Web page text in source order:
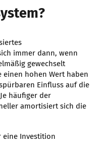
immer dann, wenn
gewechselt
einen hohen Wert haben
Einfluss auf die
häufiger der
amortisiert sich die
eine Investition